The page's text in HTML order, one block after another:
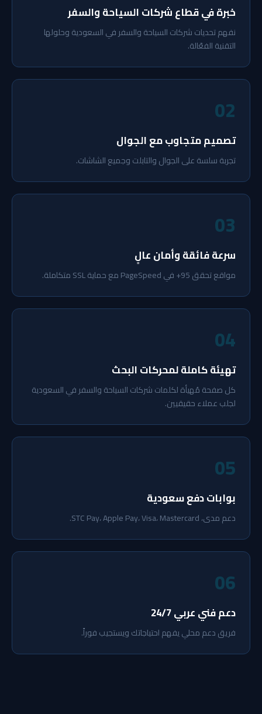
خبرة في قطاع شركات السياحة والسفر
نفهم تحديات شركات السياحة والسفر في السعودية وحلولها
التقنية الفعّالة.
02
تصميم متجاوب مع الجوال
تجربة سلسة على الجوال والتابلت وجميع الشاشات.
03
سرعة فائقة وأمان عالٍ
مواقع تحقق 95+ في PageSpeed مع حماية SSL متكاملة.
04
تهيئة كاملة لمحركات البحث
كل صفحة مُهيأة لكلمات شركات السياحة والسفر في السعودية
لجلب عملاء حقيقيين.
05
بوابات دفع سعودية
دعم مدى، STC Pay، Apple Pay، Visa، Mastercard.
06
دعم فني عربي 24/7
فريق دعم محلي يفهم احتياجاتك ويستجيب فوراً.